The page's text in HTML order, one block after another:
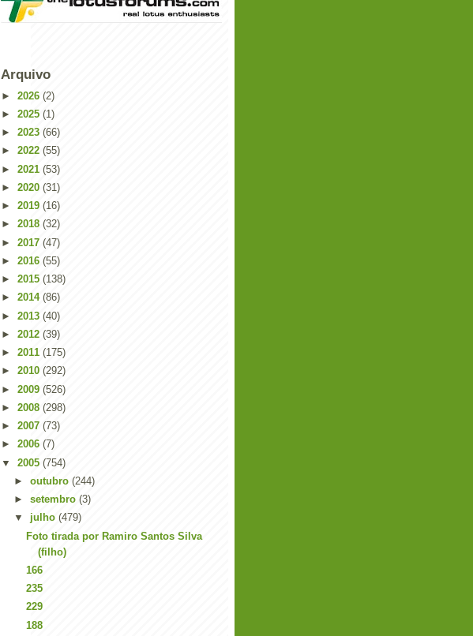
Arquivo
► 2026 (2)
► 2025 (1)
► 2023 (66)
► 2022 (55)
► 2021 (53)
► 2020 (31)
► 2019 (16)
► 2018 (32)
► 2017 (47)
► 2016 (55)
► 2015 (138)
► 2014 (86)
► 2013 (40)
► 2012 (39)
► 2011 (175)
► 2010 (292)
► 2009 (526)
► 2008 (298)
► 2007 (73)
► 2006 (7)
▼ 2005 (754)
► outubro (244)
► setembro (3)
▼ julho (479)
Foto tirada por Ramiro Santos Silva
(filho)
166
235
229
188